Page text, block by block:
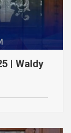
| Waldy